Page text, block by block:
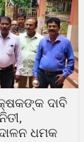
ଦାବି
ଧମକ